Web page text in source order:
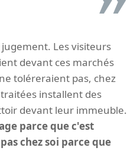
Les visiteurs
devant ces marchés
toléreraient pas, chez
installent des
devant leur immeuble.
parce que c'est
chez soi parce que